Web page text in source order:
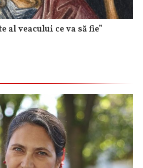
al veacului ce va să fie”